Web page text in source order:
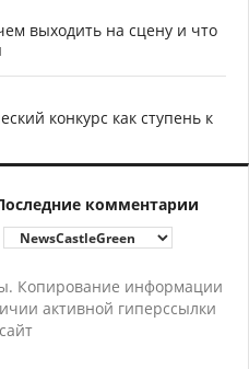
выходить на сцену и что
конкурс как ступень к
комментарии
Копирование информации
активной гиперссылки